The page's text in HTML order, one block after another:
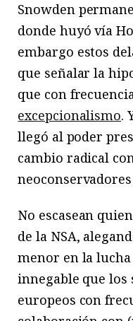
Snowden
donde huyó vía
embargo estos
que señalar la
que con
excepcionalismo.
llegó al poder
cambio radical
No escasean
de la NSA,
menor en la
innegable que
europeos con